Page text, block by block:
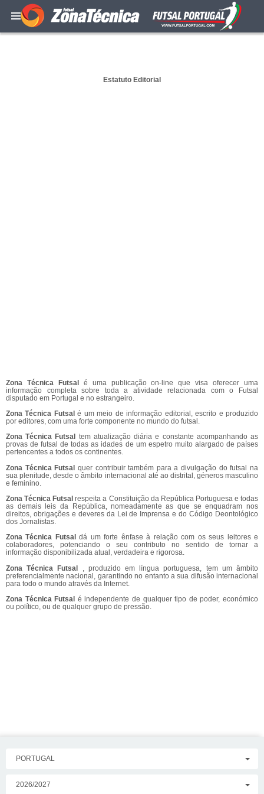
Estatuto Editorial
Zona Técnica Futsal é uma publicação on-line que visa oferecer uma
informação completa sobre toda a atividade relacionada com o Futsal
disputado em Portugal e no estrangeiro.
Zona Técnica Futsalé um meio de informação editorial, escrito e produzido
por editores, com uma forte componente no mundo do futsal.
Zona Técnica Futsal tem atualização diária e constante acompanhando as
provas de futsal de todas as idades de um espetro muito alargado de países
pertencentes a todos os continentes.
Zona Técnica Futsal quer contribuir também para a divulgação do futsal na
sua plenitude, desde o âmbito internacional até ao distrital, géneros masculino
e feminino.
Zona Técnica Futsalrespeita a Constituição da República Portuguesa e todas
as demais leis da República, nomeadamente as que se enquadram nos
direitos, obrigações e deveres da Lei de Imprensa e do Código Deontológico
dos Jornalistas.
Zona Técnica Futsaldá um forte ênfase à relação com os seus leitores e
colaboradores, potenciando o seu contributo no sentido de tornar a
informação disponibilizada atual, verdadeira e rigorosa.
Zona Técnica Futsal
, produzido em língua portuguesa, tem um âmbito
preferencialmente nacional, garantindo no entanto a sua difusão internacional
para todo o mundo através da Internet.
Zona Técnica Futsal é independente de qualquer tipo de poder, económico
ou político, ou de qualquer grupo de pressão.
PORTUGAL
2026/2027